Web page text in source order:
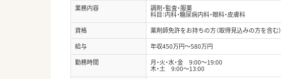
業務内容
調剤・監査・服薬
科目：内科・糖尿病内科・眼科・皮膚科
資格
薬剤師免許をお持ちの方（取得見込みの方を含む）
給与
年収450万円～580万円
勤務時間
月・火・水・金 9:00～19:00
木・土 9:00～13:00